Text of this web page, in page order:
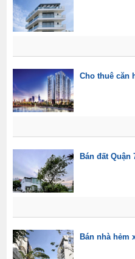
Cho thuê căn
Bán đất Quận
Bán nhà hẻm